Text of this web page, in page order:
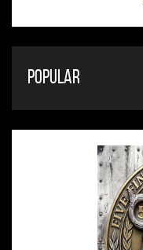
POPULAR